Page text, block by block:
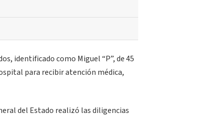
identificado como Miguel “P”, de 45
para recibir atención médica,
del Estado realizó las diligencias